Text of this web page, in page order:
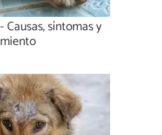
síntomas y